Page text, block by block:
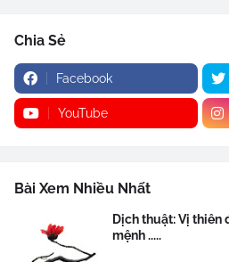
Chia Sẻ
Facebook
YouTube
Bài Xem Nhiều Nhất
Dịch thuật: Vị thiên
mệnh .....